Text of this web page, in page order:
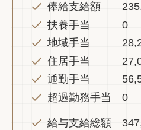
俸給支給額
扶養手当 0
地域手当
住居手当
通勤手当
超過勤務手当 0
給与支給総額